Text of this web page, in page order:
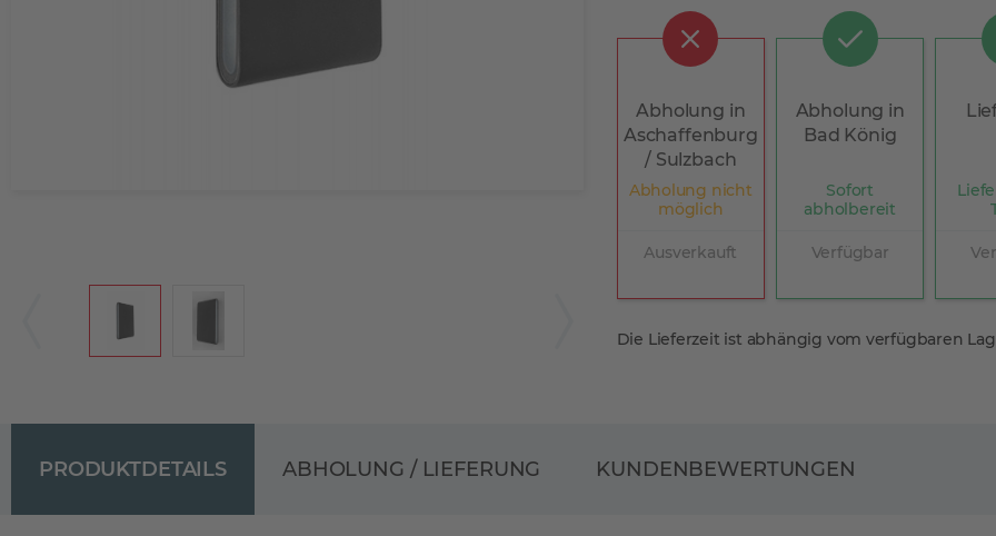
Abholung in
Aschaffenburg
/ Sulzbach
Abholung nicht
möglich
Ausverkauft
Abholung in
Bad König
Sofort
abholbereit
Verfügbar
Die Lieferzeit ist abhängig vom verfügbaren
PRODUKTDETAILS ABHOLUNG / LIEFERUNG KUNDENBEWERTUNGEN